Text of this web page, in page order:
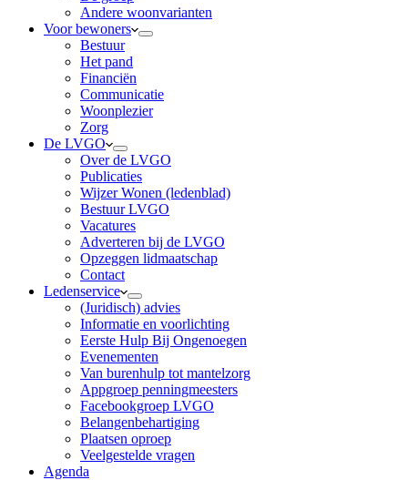
Andere woonvarianten
Voor bewoners
Bestuur
Het pand
Financiën
Communicatie
Woonplezier
Zorg
De LVGO
Over de LVGO
Publicaties
Wijzer Wonen (ledenblad)
Bestuur LVGO
Vacatures
Adverteren bij de LVGO
Opzeggen lidmaatschap
Contact
Ledenservice
(Juridisch) advies
Informatie en voorlichting
Eerste Hulp Bij Ongenoegen
Evenementen
Van burenhulp tot mantelzorg
Appgroep penningmeesters
Facebookgroep LVGO
Belangenbehartiging
Plaatsen oproep
Veelgestelde vragen
Agenda